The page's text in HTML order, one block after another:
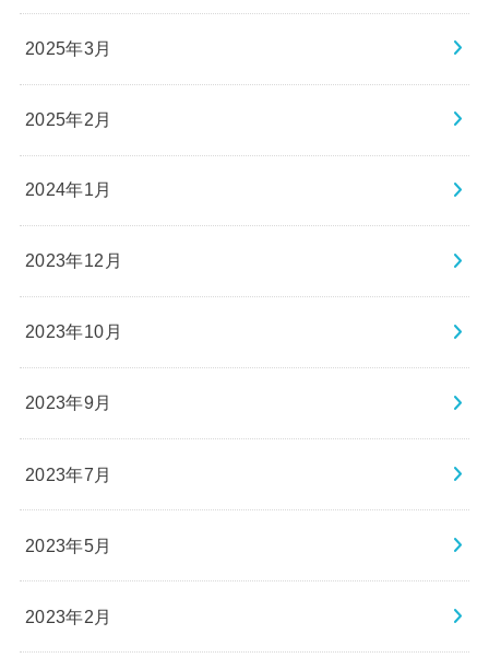
2025年3月
2025年2月
2024年1月
2023年12月
2023年10月
2023年9月
2023年7月
2023年5月
2023年2月